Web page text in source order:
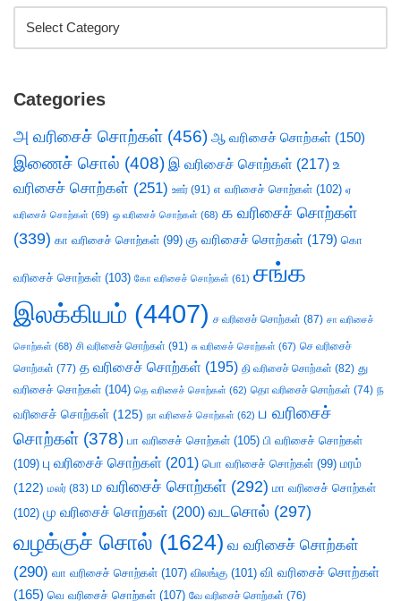
Categories
அ வரிசைச் சொற்கள் (456) ஆ வரிசைச் சொற்கள் (150)
இணைச் சொல் (408) இ வரிசைச் சொற்கள் (217) உ
வரிசைச் சொற்கள் (251) ஊர் (91) எ வரிசைச் சொற்கள் (102) ஏ
வரிசைச் சொற்கள் (69) ஒ வரிசைச் சொற்கள் (68) க வரிசைச் சொற்கள்
(339) கா வரிசைச் சொற்கள் (99) கு வரிசைச் சொற்கள் (179) கொ
வரிசைச் சொற்கள் (103) கோ வரிசைச் சொற்கள் (61) சங்க
இலக்கியம் (4407) ச வரிசைச் சொற்கள் (87) சா வரிசைச்
சொற்கள் (68) சி வரிசைச் சொற்கள் (91) சு வரிசைச் சொற்கள் (67) செ வரிசைச்
சொற்கள் (77) த வரிசைச் சொற்கள் (195) தி வரிசைச் சொற்கள் (82) து
வரிசைச் சொற்கள் (104) தெ வரிசைச் சொற்கள் (62) தொ வரிசைச் சொற்கள் (74) ந
வரிசைச் சொற்கள் (125) நா வரிசைச் சொற்கள் (62) ப வரிசைச்
சொற்கள் (378) பா வரிசைச் சொற்கள் (105) பி வரிசைச் சொற்கள்
(109) பு வரிசைச் சொற்கள் (201) பொ வரிசைச் சொற்கள் (99) மரம்
(122) மலர் (83) ம வரிசைச் சொற்கள் (292) மா வரிசைச் சொற்கள்
(102) மு வரிசைச் சொற்கள் (200) வடசொல் (297)
வழக்குச் சொல் (1624) வ வரிசைச் சொற்கள்
(290) வா வரிசைச் சொற்கள் (107) விலங்கு (101) வி வரிசைச் சொற்கள்
(165) வெ வரிசைச் சொற்கள் (107) வே வரிசைச் சொற்கள் (76)